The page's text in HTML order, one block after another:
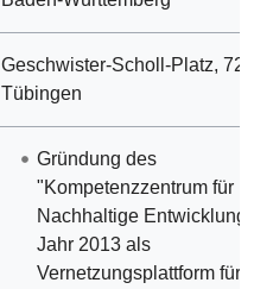
Geschwister-Scholl-Platz,
Tübingen
Gründung des
"Kompetenzzentrum für
Nachhaltige Entwicklung"
Jahr 2013 als
Vernetzungsplattform für